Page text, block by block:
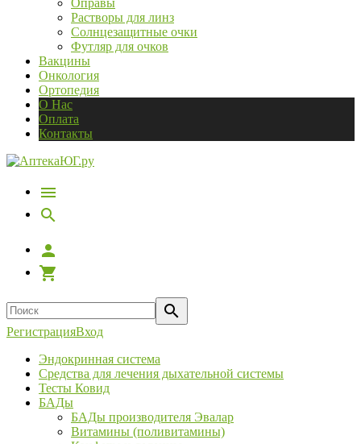
Оправы
Растворы для линз
Солнцезащитные очки
Футляр для очков
Вакцины
Онкология
Ортопедия
О Нас
Оплата
Контакты
РегистрацияВход
Эндокринная система
Средства для лечения дыхательной системы
Тесты Ковид
БАДы
БАДы производителя Эвалар
Витамины (поливитамины)